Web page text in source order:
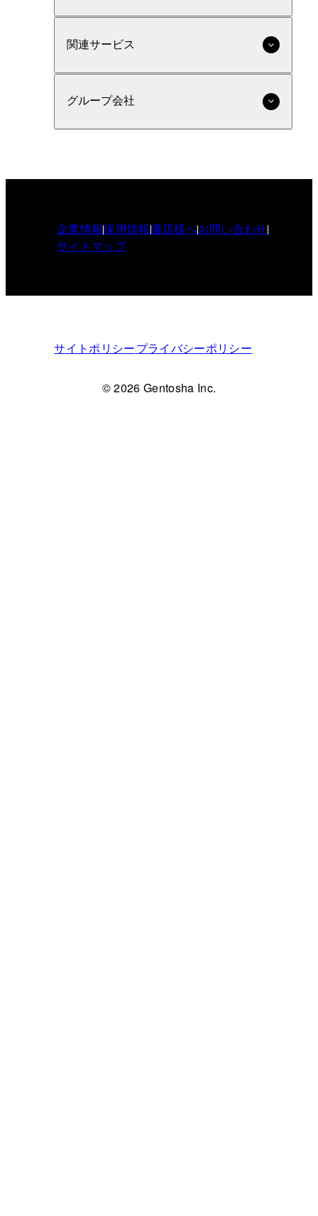
関連サービス
グループ会社
企業情報採用情報書店様へお問い合わせ
サイトマップ
サイトポリシープライバシーポリシー
© 2026 Gentosha Inc.